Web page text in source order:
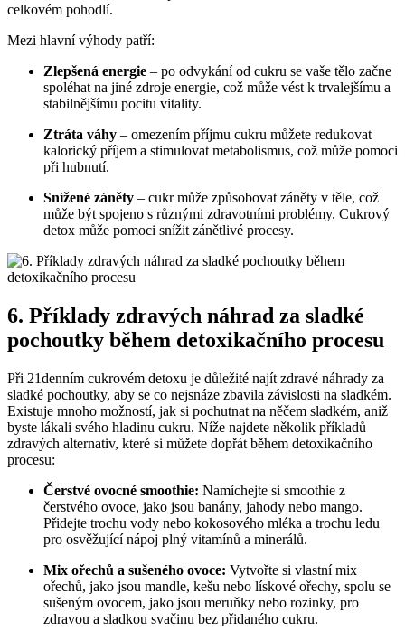
celkovém pohodlí.
Mezi hlavní výhody patří:
Zlepšená energie – po odvykání od cukru se vaše tělo začne
spoléhat na jiné zdroje energie, což může vést k trvalejšímu a
stabilnějšímu pocitu vitality.
Ztráta váhy – omezením příjmu cukru můžete redukovat
kalorický příjem a stimulovat metabolismus, což může pomoci
při hubnutí.
Snížené záněty – cukr může způsobovat záněty v těle, což
může být spojeno s různými zdravotními problémy. Cukrový
detox může pomoci snížit zánětlivé procesy.
6. Příklady zdravých náhrad za sladké
pochoutky během detoxikačního procesu
Při 21denním cukrovém detoxu je důležité najít zdravé náhrady za
sladké pochoutky, aby se co nejsnáze zbavila závislosti na sladkém.
Existuje mnoho možností, jak si pochutnat na něčem sladkém, aniž
byste lákali svého hladinu cukru. Níže najdete několik příkladů
zdravých alternativ, které si můžete dopřát během detoxikačního
procesu:
Čerstvé ovocné smoothie: Namíchejte si smoothie z
čerstvého ovoce, jako jsou banány, jahody nebo mango.
Přidejte trochu vody nebo kokosového mléka a trochu ledu
pro osvěžující nápoj plný vitamínů a minerálů.
Mix ořechů a sušeného ovoce: Vytvořte si vlastní mix
ořechů, jako jsou mandle, kešu nebo lískové ořechy, spolu se
sušeným ovocem, jako jsou meruňky nebo rozinky, pro
zdravou a sladkou svačinu bez přidaného cukru.